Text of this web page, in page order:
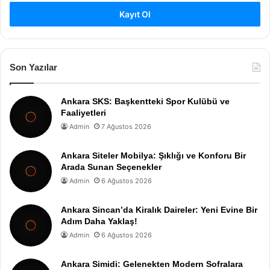
Kayıt Ol
Son Yazılar
Ankara SKS: Başkentteki Spor Kulübü ve
Faaliyetleri
Admin 7 Ağustos 2026
Ankara Siteler Mobilya: Şıklığı ve Konforu Bir
Arada Sunan Seçenekler
Admin 6 Ağustos 2026
Ankara Sincan’da Kiralık Daireler: Yeni Evine Bir
Adım Daha Yaklaş!
Admin 6 Ağustos 2026
Ankara Simidi: Gelenekten Modern Sofralara